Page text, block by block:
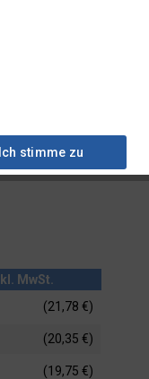
MwSt.
(21,78 €)
(20,35 €)
(19,75 €)
Ich stimme zu